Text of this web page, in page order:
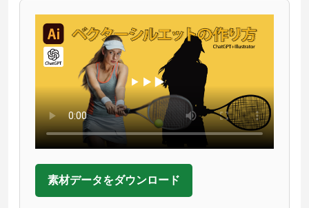
素材データをダウンロード